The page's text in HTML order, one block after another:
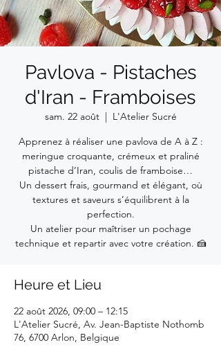
Pavlova - Pistaches
d'Iran - Framboises
sam. 22 août
  |
L'Atelier Sucré
Apprenez à réaliser une pavlova de A à Z :
meringue croquante, crémeux et praliné
pistache d’Iran, coulis de framboise…
Un dessert frais, gourmand et élégant, où
textures et saveurs s’équilibrent à la
perfection.
Un atelier pour maîtriser un pochage
technique et repartir avec votre création. 🍰
Heure et Lieu
22 août 2026, 09:00 – 12:15
L'Atelier Sucré, Av. Jean-Baptiste Nothomb
76, 6700 Arlon, Belgique